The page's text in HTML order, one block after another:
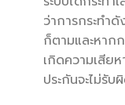
ว่าการกระทำ
ก็ตามและหาก
เกิดความเสีย
ประกันจะไม่รั